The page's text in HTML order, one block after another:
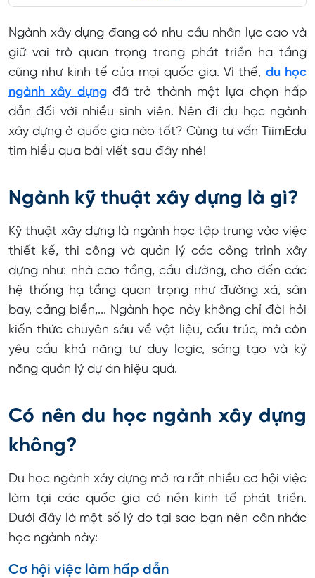
Du học ngành xây dựng tại Mỹ
Du học nghề Đức ngành xây dựng
Du học ngành xây dựng tại Singapore
Học bổng du học ngành xây dựng mới nhất
Câu hỏi thường gặp
Có thể làm việc trong ngành xây dựng khi du học
Học xây dựng không cần giỏi toán có được
không?
Học ngành xây dựng ở độ tuổi bao nhiêu?
Ngành xây dựng đang có nhu cầu nhân lực cao và
giữ vai trò quan trọng trong phát triển hạ tầng
cũng như kinh tế của mọi quốc gia. Vì thế, du học
ngành xây dựngđã trở thành một lựa chọn hấp
dẫn đối với nhiều sinh viên. Nên đi du học ngành
xây dựng ở quốc gia nào tốt? Cùng tư vấn TiimEdu
tìm hiểu qua bài viết sau đây nhé!
Ngành kỹ thuật xây dựng là gì?
Kỹ thuật xây dựng là ngành học tập trung vào việc
thiết kế, thi công và quản lý các công trình xây
dựng như: nhà cao tầng, cầu đường, cho đến các
hệ thống hạ tầng quan trọng như đường xá, sân
bay, cảng biển,... Ngành học này không chỉ đòi hỏi
kiến thức chuyên sâu về vật liệu, cấu trúc, mà còn
yêu cầu khả năng tư duy logic, sáng tạo và kỹ
năng quản lý dự án hiệu quả.
Có nên du học ngành xây dựng
không?
Du học ngành xây dựng mở ra rất nhiều cơ hội việc
làm tại các quốc gia có nền kinh tế phát triển.
Dưới đây là một số lý do tại sao bạn nên cân nhắc
học ngành này:
Cơ hội việc làm hấp dẫn